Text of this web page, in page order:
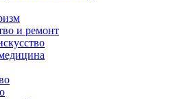
и ремонт